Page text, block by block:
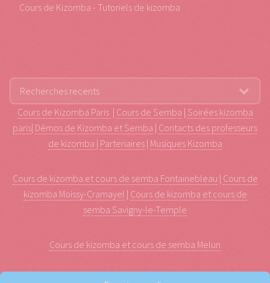
Cours de Kizomba - Tutoriels de kizomba
Cours de Kizomba Paris | Cours de Semba | Soirées kizomba
paris| Démos de Kizomba et Semba | Contacts des professeurs
de kizomba | Partenaires| Musiques Kizomba
Cours de kizomba et cours de semba Fontainebleau | Cours de
kizomba Moissy-Cramayel | Cours de kizomba et cours de
semba Savigny-le-Temple
Cours de kizomba et cours de semba Melun